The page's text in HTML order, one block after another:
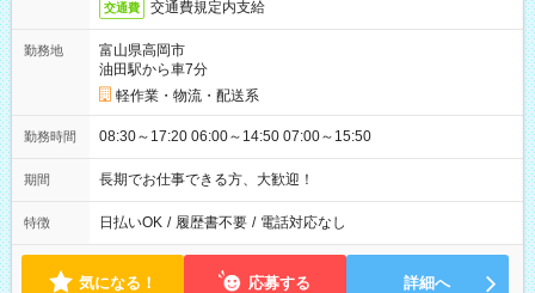
交通費 交通費規定内支給
勤務地
富山県高岡市
油田駅から車7分
軽作業・物流・配送系
勤務時間 08:30～17:20 06:00～14:50 07:00～15:50
期間 長期でお仕事できる方、大歓迎！
特徴 日払いOK / 履歴書不要 / 電話対応なし
気になる！ 応募する 詳細へ